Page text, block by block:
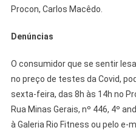
Procon, Carlos Macêdo.
Denúncias
O consumidor que se sentir
no preço de testes da Covid,
sexta-feira, das 8h às 14h no
Rua Minas Gerais, nº 446, 4º
à Galeria Rio Fitness ou pelo e-